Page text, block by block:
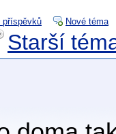
příspěvků Nové téma
Starší